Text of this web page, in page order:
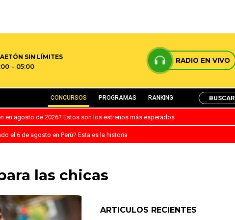
SIN LÍMITES
- 05:00
RADIO EN VIVO
CONCURSOS PROGRAMAS RANKING BUSCAR
en agosto de 2026? Estos son los estrenos más esperados
el 6 de agosto en Perú? Esta es la historia
las chicas
ARTICULOS RECIENTES